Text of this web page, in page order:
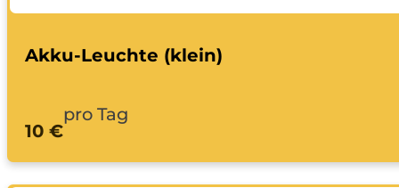
Akku-Leuchte (klein)
10 €
pro Tag